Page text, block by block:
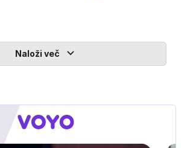
Naloži več